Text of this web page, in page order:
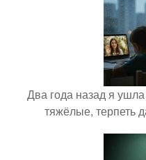
Два года назад я
тяжёлые, терпеть